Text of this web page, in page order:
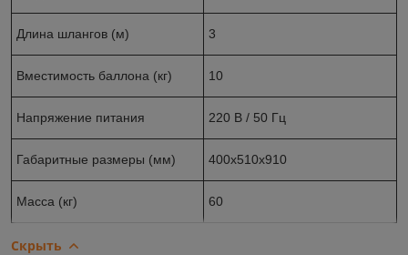
Длина шлангов (м) 3
Вместимость баллона (кг) 10
Напряжение питания 220 В / 50 Гц
Габаритные размеры (мм) 400х510х910
Масса (кг) 60
Скрыть